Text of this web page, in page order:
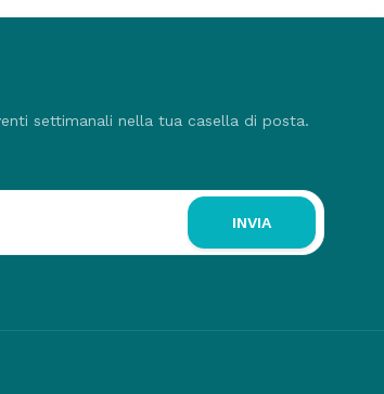
settimanali nella tua casella di posta.
INVIA